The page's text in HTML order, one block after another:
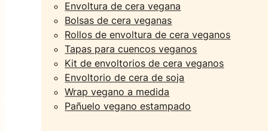
Envoltura de cera vegana
Bolsas de cera veganas
Rollos de envoltura de cera veganos
Tapas para cuencos veganos
Kit de envoltorios de cera veganos
Envoltorio de cera de soja
Wrap vegano a medida
Pañuelo vegano estampado